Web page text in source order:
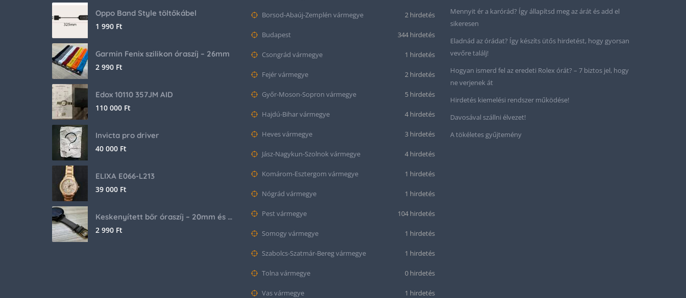
Oppo Band Style töltőkábel
1 990 Ft
Garmin Fenix szilikon óraszíj – 26mm
2 990 Ft
Edox 10110 357JM AID
110 000 Ft
Invicta pro driver
40 000 Ft
ELIXA E066-L213
39 000 Ft
Keskenyített bőr óraszíj – 20mm és 22mm méretben
2 990 Ft
Borsod-Abaúj-Zemplén vármegye 2 hirdetés
Budapest 344 hirdetés
Csongrád vármegye 1 hirdetés
Fejér vármegye 2 hirdetés
Győr-Moson-Sopron vármegye 5 hirdetés
Hajdú-Bihar vármegye 4 hirdetés
Heves vármegye 3 hirdetés
Jász-Nagykun-Szolnok vármegye 4 hirdetés
Komárom-Esztergom vármegye 1 hirdetés
Nógrád vármegye 1 hirdetés
Pest vármegye 104 hirdetés
Somogy vármegye 1 hirdetés
Szabolcs-Szatmár-Bereg vármegye 1 hirdetés
Tolna vármegye 0 hirdetés
Vas vármegye 1 hirdetés
Mennyit ér a karórád? Így állapítsd meg az árát és add el
sikeresen
Eladnád az órádat? Így készíts ütős hirdetést, hogy gyorsan
vevőre találj!
Hogyan ismerd fel az eredeti Rolex órát? – 7 biztos jel, hogy
ne verjenek át
Hirdetés kiemelési rendszer működése!
Davosával szállni élvezet!
A tökéletes gyűjtemény